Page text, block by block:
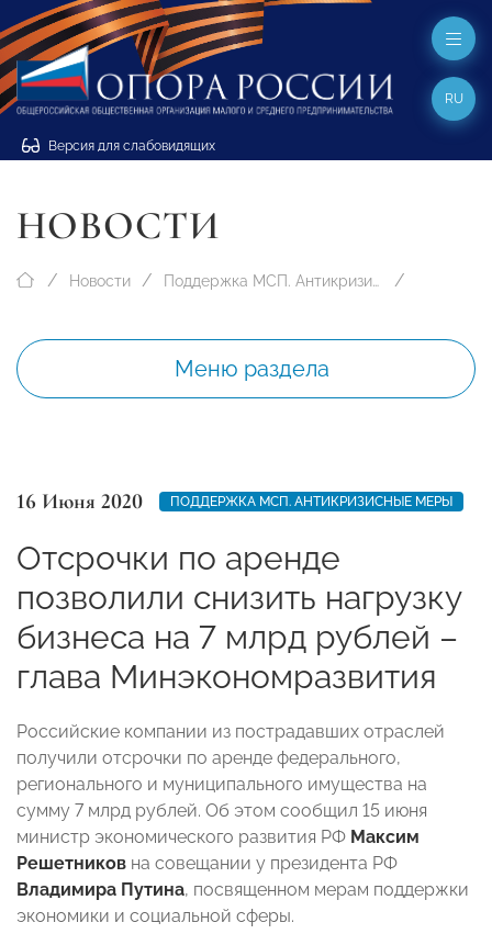
Версия для слабовидящих
RU
НОВОСТИ
Новости Поддержка МСП. Антикризисные меры
Меню раздела
16 Июня 2020 ПОДДЕРЖКА МСП. АНТИКРИЗИСНЫЕ МЕРЫ
Отсрочки по аренде
позволили снизить нагрузку
бизнеса на 7 млрд рублей –
глава Минэкономразвития
Российские компании из пострадавших отраслей
получили отсрочки по аренде федерального,
регионального и муниципального имущества на
сумму 7 млрд рублей. Об этом сообщил 15 июня
министр экономического развития РФ Максим
Решетников на совещании у президента РФ
Владимира Путина, посвященном мерам поддержки
экономики и социальной сферы.